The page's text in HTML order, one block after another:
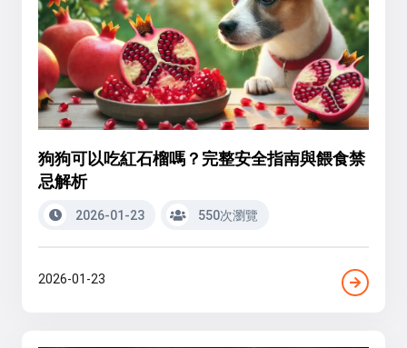
狗狗可以吃紅石榴嗎？完整安全指南與餵食禁
忌解析
2026-01-23 550次瀏覽
2026-01-23